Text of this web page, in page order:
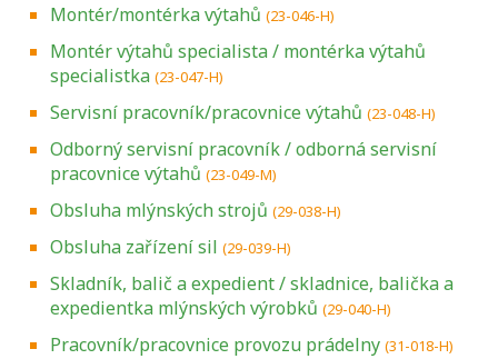
Montér/montérka výtahů (23-046-H)
Montér výtahů specialista / montérka výtahů
specialistka (23-047-H)
Servisní pracovník/pracovnice výtahů (23-048-H)
Odborný servisní pracovník / odborná servisní
pracovnice výtahů (23-049-M)
Obsluha mlýnských strojů (29-038-H)
Obsluha zařízení sil (29-039-H)
Skladník, balič a expedient / skladnice, balička a
expedientka mlýnských výrobků (29-040-H)
Pracovník/pracovnice provozu prádelny (31-018-H)